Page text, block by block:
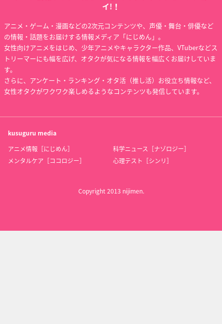
イ!！
アニメ・ゲーム・漫画などの2次元コンテンツや、声優・舞台・俳優など
の情報・話題をお届けする情報メディア「にじめん」。
女性向けアニメをはじめ、少年アニメやキャラクター作品、VTuberなどス
トリーマーにも幅を広げ、オタクが気になる情報を幅広くお届けしていま
す。
さらに、アンケート・ランキング・オタ活（推し活）お役立ち情報など、
女性オタクがワクワク楽しめるようなコンテンツも発信しています。
kusuguru media
アニメ情報［にじめん］
科学ニュース［ナゾロジー］
メンタルケア［ココロジー］
心理テスト［シンリ］
Copyright 2013 nijimen.